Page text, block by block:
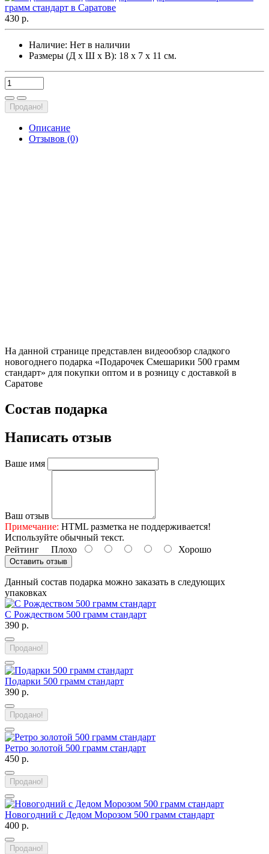
430 р.
Наличие: Нет в наличии
Размеры (Д х Ш х В): 18 х 7 х 11 см.
Продано!
Описание
Отзывов (0)
На данной странице представлен видеообзор сладкого
новогоднего подарка «Подарочек Смешарики 500 грамм
стандарт» для покупки оптом и в розницу с доставкой в
Саратове
Состав подарка
Написать отзыв
Ваше имя
Ваш отзыв
Примечание: HTML разметка не поддерживается!
Используйте обычный текст.
Рейтинг Плохо Хорошо
Оставить отзыв
Данный состав подарка можно заказать в следующих
упаковках
С Рождеством 500 грамм стандарт
390 р.
Продано!
Подарки 500 грамм стандарт
390 р.
Продано!
Ретро золотой 500 грамм стандарт
450 р.
Продано!
Новогодний с Дедом Морозом 500 грамм стандарт
400 р.
Продано!